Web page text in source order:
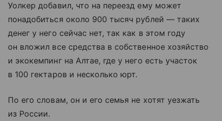
Уолкер добавил, что на переезд ему может
понадобиться около 900 тысяч рублей — таких
денег у него сейчас нет, так как в этом году
он вложил все средства в собственное хозяйство
и экокемпинг на Алтае, где у него есть участок
в 100 гектаров и несколько юрт.
По его словам, он и его семья не хотят уезжать
из России.